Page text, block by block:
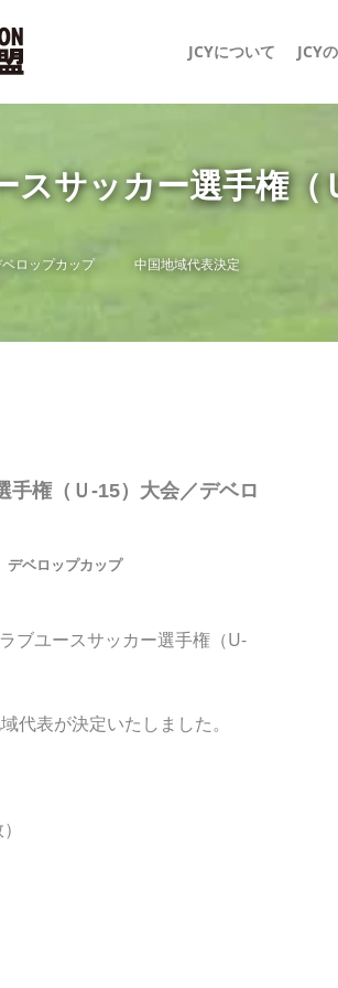
JCYについて JCY
スサッカー選手権
デベロップカップ 中国地域代表決定
権（Ｕ-15）大会／デベロ
デベロップカップ
ブユースサッカー選手権（U-
代表が決定いたしました。